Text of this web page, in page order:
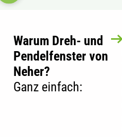
Warum Dreh- und
Pendelfenster von
Neher?
Ganz einfach: